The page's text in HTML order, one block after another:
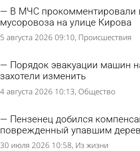
В МЧС прокомментировали
мусоровоза на улице Кирова
5 августа 2026 09:10 Происшествия
Порядок эвакуации машин
захотели изменить
4 августа 2026 10:13 Общество
Пензенец добился
поврежденный упавшим
30 июля 2026 10:58 Из жизни